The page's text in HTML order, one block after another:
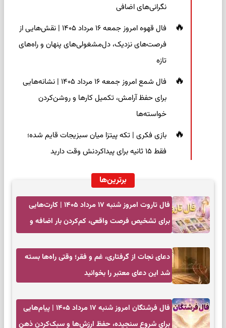
نگرانی‌های اضافی
فال قهوه امروز جمعه ۱۶ مرداد ۱۴۰۵ | نقش‌هایی از
فرصت‌های نزدیک، دل‌مشغولی‌های پنهان و راه‌های
تازه
فال شمع امروز جمعه ۱۶ مرداد ۱۴۰۵ | نشانه‌هایی
برای حفظ آرامش، تکمیل کارها و روشن‌کردن
خواسته‌ها
بازی فکری | تکه پیتزا میان سبزیجات قایم شده؛
فقط ۱۵ ثانیه برای پیداکردنش وقت دارید
برترین‌ها
فال تاروت امروز شنبه ۱۷ مرداد ۱۴۰۵ | کارت‌هایی
برای تشخیص فرصت واقعی، کم‌کردن بار اضافه و
دعای نجات از گرفتاری، غم و فقر؛ وقتی راه‌ها بسته
شد این دعای معتبر را بخوانید
فال فرشتگان امروز شنبه ۱۷ مرداد ۱۴۰۵ | پیام‌هایی
برای شروع سنجیده، حفظ ارزش‌ها و سبک‌کردن ذهن